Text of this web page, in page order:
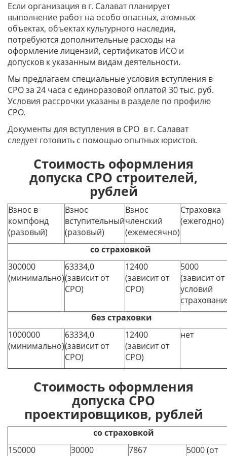
Если организация в г. Салаватпланирует
выполнение работ на особо опасных, атомных
объектах, объектах культурного наследия,
потребуются дополнительные расходы на
оформление лицензий, сертификатов ИСО и
допусков к указанным видам деятельности.
Мы предлагаем специальные условия вступления в
СРО за 24 часа с единоразовой оплатой 30 тыс. руб.
Условия рассрочки указаны в разделе по профилю
СРО.
Документы для вступления в СРО в г. Салават
следует готовить с помощью опытных юристов.
Стоимость оформления
допуска СРО строителей,
рублей
Взнос в
компфонд
(разовый)
Взнос
вступительный
(разовый)
Взнос
членский
(ежемесячно)
Страховка
(ежегодно)
со страховкой
300000
(минимально)
63334,0
(зависит от
СРО)
12400
(зависит от
СРО)
5000
(зависит от
условий
без страховки
1000000
(минимально)
63334,0
(зависит от
СРО)
12400
(зависит от
СРО)
нет
Стоимость оформления
допуска СРО
проектировщиков, рублей
со страховкой
150000
30000
7867
5000 (от